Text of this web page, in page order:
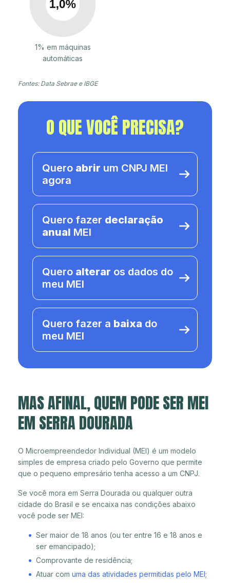
1% em máquinas
automáticas
Fontes: Data Sebrae e IBGE
O QUE VOCÊ PRECISA?
Quero abrir um CNPJ MEI
agora
Quero fazer declaração
anual MEI
Quero alterar os dados do
meu MEI
Quero fazer a baixa do
meu MEI
MAS AFINAL, QUEM PODE SER MEI
EM SERRA DOURADA
O Microempreendedor Individual (MEI) é um modelo
simples de empresa criado pelo Governo que permite
que o pequeno empresário tenha acesso a um CNPJ.
Se você mora em Serra Dourada ou qualquer outra
cidade do Brasil e se encaixa nas condições abaixo
você pode ser MEI:
Ser maior de 18 anos (ou ter entre 16 e 18 anos e
ser emancipado);
Comprovante de residência;
Atuar com uma das atividades permitidas pelo MEI;